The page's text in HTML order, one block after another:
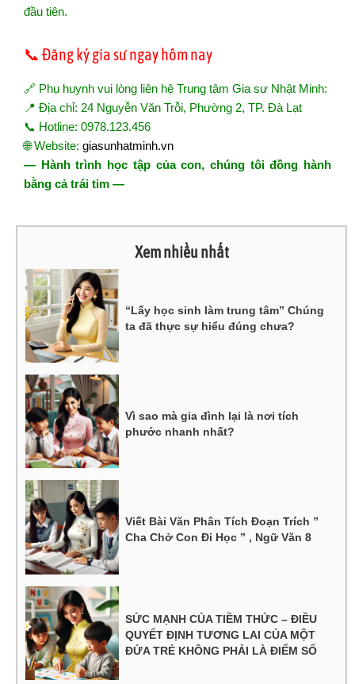
đầu tiên.
📞 Đăng ký gia sư ngay hôm nay
🔗 Phụ huynh vui lòng liên hệ Trung tâm Gia sư Nhật Minh:
📍 Địa chỉ: 24 Nguyễn Văn Trỗi, Phường 2, TP. Đà Lạt
📞 Hotline: 0978.123.456
🌐 Website: giasunhatminh.vn
— Hành trình học tập của con, chúng tôi đồng hành
bằng cả trái tim —
Xem nhiều nhất
“Lấy học sinh làm trung tâm” Chúng
ta đã thực sự hiểu đúng chưa?
Vì sao mà gia đình lại là nơi tích
phước nhanh nhất?
Viết Bài Văn Phân Tích Đoạn Trích ”
Cha Chở Con Đi Học ” , Ngữ Văn 8
SỨC MẠNH CỦA TIỀM THỨC – ĐIỀU
QUYẾT ĐỊNH TƯƠNG LAI CỦA MỘT
ĐỨA TRẺ KHÔNG PHẢI LÀ ĐIỂM SỐ